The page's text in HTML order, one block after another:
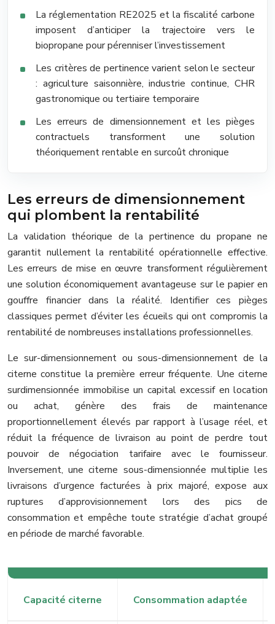
La réglementation RE2025 et la fiscalité carbone
imposent d’anticiper la trajectoire vers le
biopropane pour pérenniser l’investissement
Les critères de pertinence varient selon le secteur
: agriculture saisonnière, industrie continue, CHR
gastronomique ou tertiaire temporaire
Les erreurs de dimensionnement et les pièges
contractuels transforment une solution
théoriquement rentable en surcoût chronique
Les erreurs de dimensionnement
qui plombent la rentabilité
La validation théorique de la pertinence du propane ne
garantit nullement la rentabilité opérationnelle effective.
Les erreurs de mise en œuvre transforment régulièrement
une solution économiquement avantageuse sur le papier en
gouffre financier dans la réalité. Identifier ces pièges
classiques permet d’éviter les écueils qui ont compromis la
rentabilité de nombreuses installations professionnelles.
Le sur-dimensionnement ou sous-dimensionnement de la
citerne constitue la première erreur fréquente. Une citerne
surdimensionnée immobilise un capital excessif en location
ou achat, génère des frais de maintenance
proportionnellement élevés par rapport à l’usage réel, et
réduit la fréquence de livraison au point de perdre tout
pouvoir de négociation tarifaire avec le fournisseur.
Inversement, une citerne sous-dimensionnée multiplie les
livraisons d’urgence facturées à prix majoré, expose aux
ruptures d’approvisionnement lors des pics de
consommation et empêche toute stratégie d’achat groupé
en période de marché favorable.
Capacité citerne Consommation adaptée